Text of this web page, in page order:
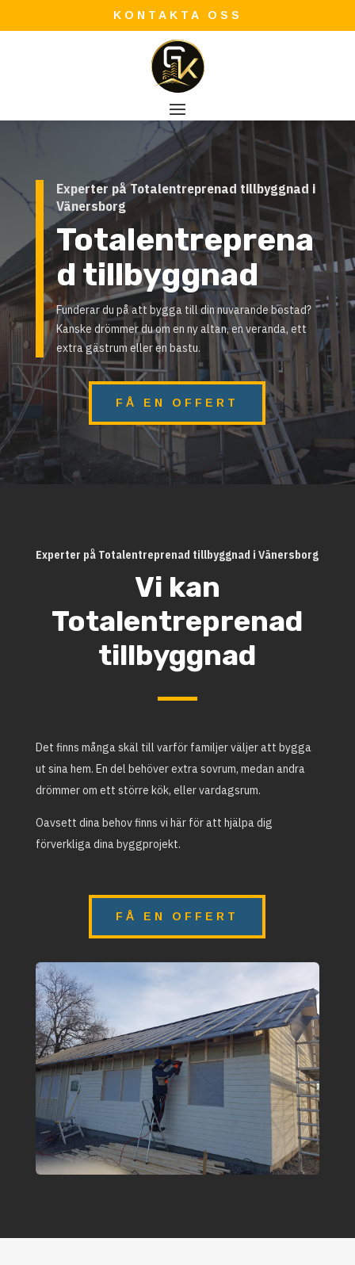
KONTAKTA OSS
Experter på Totalentreprenad tillbyggnad i
Vänersborg
Totalentreprena
d tillbyggnad
Funderar du på att bygga till din nuvarande bostad?
Kanske drömmer du om en ny altan, en veranda, ett
extra gästrum eller en bastu.
FÅ EN OFFERT
Experter på Totalentreprenad tillbyggnad i Vänersborg
Vi kan
Totalentreprenad
tillbyggnad
Det finns många skäl till varför familjer väljer att bygga
ut sina hem. En del behöver extra sovrum, medan andra
drömmer om ett större kök, eller vardagsrum.
Oavsett dina behov finns vi här för att hjälpa dig
förverkliga dina byggprojekt.
FÅ EN OFFERT